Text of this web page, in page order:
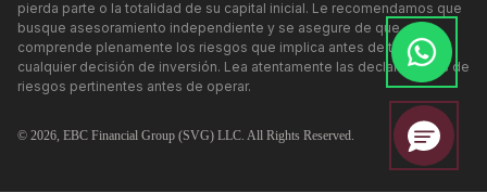
pierda parte o la totalidad de su capital inicial. Le recomendamos que
busque asesoramiento independiente y se asegure de que
comprende plenamente los riesgos que implica antes de tomar
cualquier decisión de inversión. Lea atentamente las declaraciones de
riesgos pertinentes antes de operar.
© 2026, EBC Financial Group (SVG) LLC. All Rights Reserved.